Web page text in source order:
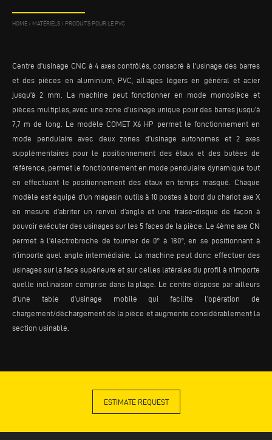
HOME / MATÉRIELS / PRODUITS POUR LE PVC
Centre d'usinage CNC à 4 axes contrôlés, consacré à l'usinage des barres
et des pièces en aluminium, PVC, alliages légers en général et acier
jusqu’à 2 mm. La machine peut fonctionner en mode monopièce et
pièces multiples, avec une zone d’usinage unique pour des barres jusqu’à
7,7 m de long. Le modèle COMET X6 HP permet le fonctionnement en
mode pendulaire avec deux zones d’usinage autonomes et 2 axes
supplémentaires pour le positionnement des étaux et des butées de
référence, permet le fonctionnement en mode pendulaire dynamique tout
en effectuant le positionnement des étaux en temps masqué. Chaque
modèle est équipé d’un magasin outils à 10 postes à bord du chariot axe X
en mesure d’abriter un renvoi d’angle et une fraise-disque de façon à
pouvoir exécuter des usinages sur les 5 faces de la pièce. Le 4ème axe CN
permet à l'électrobroche de tourner de 0° à 180°, en se positionnant à
n’importe quel angle intermédiaire. La machine peut donc effectuer des
usinages sur la face supérieure et sur celles latérales du profil à n’importe
quelle inclinaison comprise dans la plage. Le centre dispose par ailleurs
d’une table d’usinage mobile qui facilite l’opération de
chargement/déchargement de la pièce et augmente considérablement la
section usinable.
ESTIMATE REQUEST